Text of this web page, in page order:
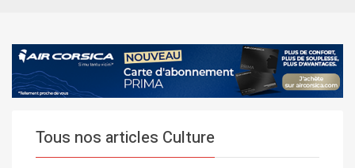
Tous nos articles Culture